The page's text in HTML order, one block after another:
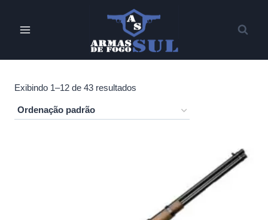
Exibindo 1–12 de 43 resultados